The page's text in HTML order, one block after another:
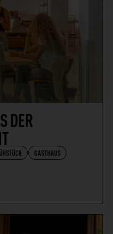
DER
GASTHAUS